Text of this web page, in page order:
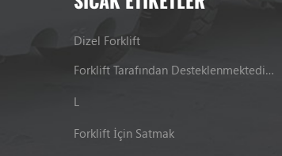
Dizel Forklift
Forklift Tarafından Desteklenmektedir LPG
L
Forklift İçin Satmak